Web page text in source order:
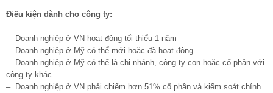
Điều kiện dành cho công ty:
– Doanh nghiệp ở VN hoạt động tối thiểu 1 năm
– Doanh nghiệp ở Mỹ có thể mới hoặc đã hoạt động
– Doanh nghiệp ở Mỹ có thể là chi nhánh, công ty con hoặc cổ phần với
công ty khác
– Doanh nghiệp ở VN phải chiếm hơn 51% cổ phần và kiểm soát chính